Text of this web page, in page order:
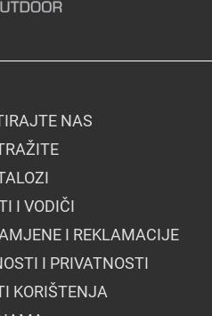
NAS
I VODIČI
I REKLAMACIJE
I PRIVATNOSTI
KORIŠTENJA